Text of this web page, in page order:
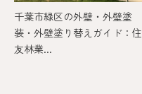
千葉市緑区の外壁・外壁塗
装・外壁塗り替えガイド：住
友林業...